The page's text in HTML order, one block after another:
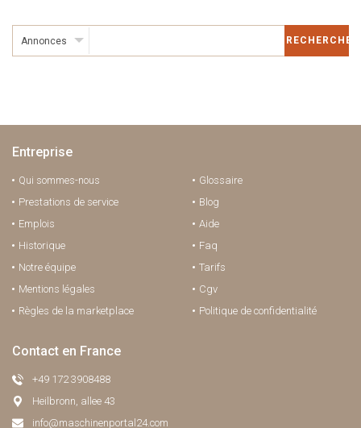
Annonces RECHERCHER
Entreprise
Qui sommes-nous
Prestations de service
Emplois
Historique
Notre équipe
Mentions légales
Règles de la marketplace
Glossaire
Blog
Aide
Faq
Tarifs
Cgv
Politique de confidentialité
Contact en France
+49 172 3908488
Heilbronn, allee 43
info@maschinenportal24.сom